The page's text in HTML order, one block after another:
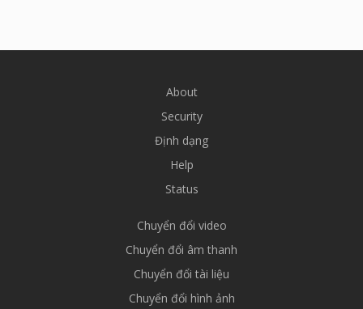
About
Security
Định dạng
Help
Status
Chuyển đổi video
Chuyển đổi âm thanh
Chuyển đổi tài liệu
Chuyển đổi hình ảnh